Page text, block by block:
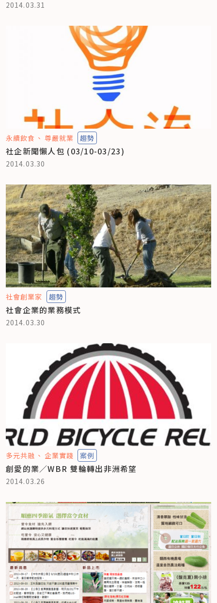
2014.03.31
永續飲食 尊嚴就業 趨勢
社企新聞懶人包 (03/10-03/23)
2014.03.30
社會創業家 趨勢
社會企業的業務模式
2014.03.30
多元共融 企業實踐 案例
創愛的業／WBR 雙輪轉出非洲希望
2014.03.26